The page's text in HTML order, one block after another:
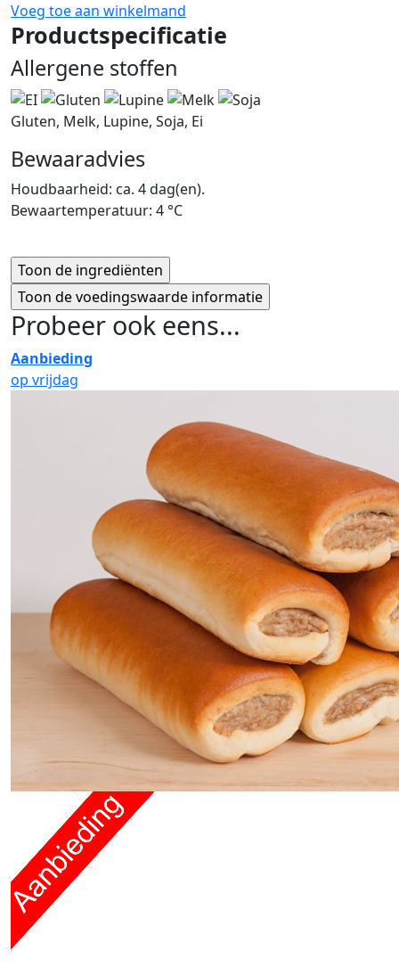
Voeg toe aan winkelmand
Productspecificatie
Allergene stoffen
Gluten, Melk, Lupine, Soja, Ei
Bewaaradvies
Houdbaarheid: ca. 4 dag(en).
Bewaartemperatuur: 4 °C
Probeer ook eens...
Aanbieding
op vrijdag